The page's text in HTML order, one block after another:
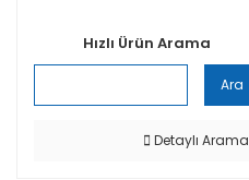
Hızlı Ürün Arama
Ara
Detaylı Arama